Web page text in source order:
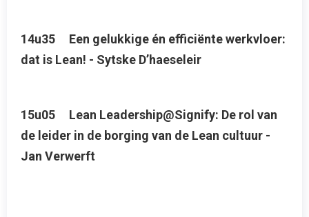
14u35 Een gelukkige én efficiënte werkvloer:
dat is Lean! - Sytske D’haeseleir
15u05 Lean Leadership@Signify: De rol van
de leider in de borging van de Lean cultuur -
Jan Verwerft